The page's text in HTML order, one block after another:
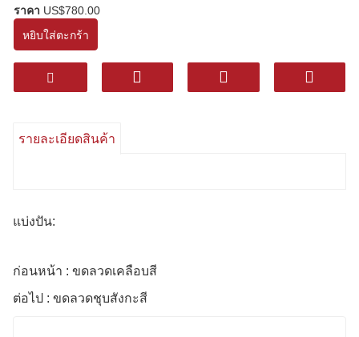
ราคา US$780.00
หยิบใส่ตะกร้า
รายละเอียดสินค้า
แบ่งปัน:
ก่อนหน้า : ขดลวดเคลือบสี
ต่อไป : ขดลวดชุบสังกะสี